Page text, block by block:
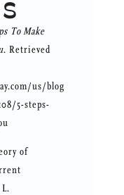
To Make
. Retrieved
us/blog
5-steps-
of